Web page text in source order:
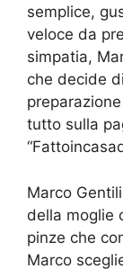
semplice,
veloce da
simpatia,
che decide
tutto sulla
Marco
della moglie
pinze che
Marco